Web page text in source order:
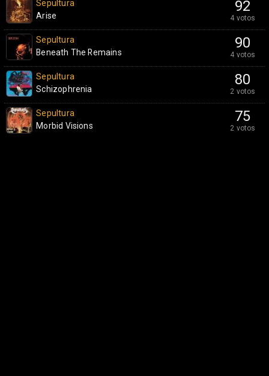
92
4 votos
Sepultura
Arise
90
4 votos
Sepultura
Beneath The Remains
80
2 votos
Sepultura
Schizophrenia
75
2 votos
Sepultura
Morbid Visions